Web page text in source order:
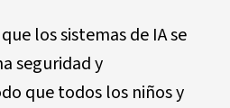
los sistemas de IA se
seguridad y
que todos los niños y